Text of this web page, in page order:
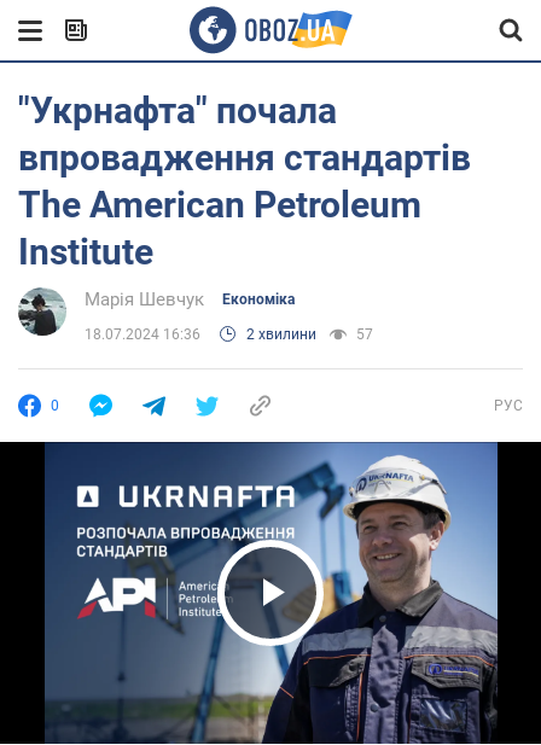
"Укрнафта" почала
впровадження стандартів
The American Petroleum
Institute
Марія Шевчук Економіка
18.07.2024 16:36 2 хвилини 57
0 РУС
Play Video